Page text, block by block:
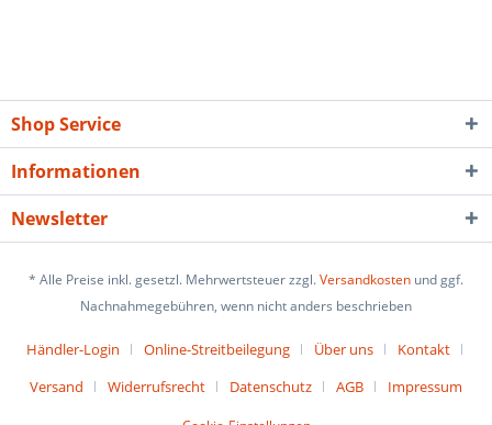
Shop Service
Informationen
Newsletter
* Alle Preise inkl. gesetzl. Mehrwertsteuer zzgl.Versandkosten und ggf.
Nachnahmegebühren, wenn nicht anders beschrieben
Händler-Login Online-Streitbeilegung Über uns
Kontakt
Versand
Widerrufsrecht Datenschutz AGB Impressum